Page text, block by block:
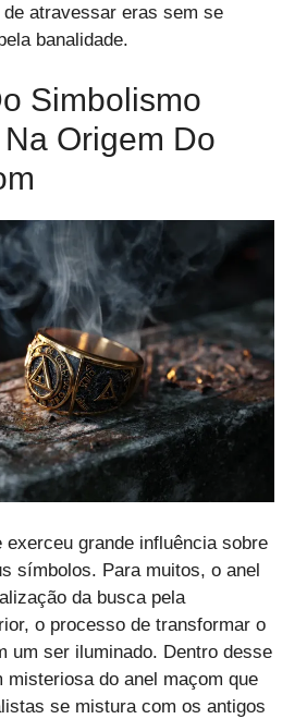
atravessar eras sem se
banalidade.
Simbolismo
Origem Do
exerceu grande influência sobre
símbolos. Para muitos, o anel
da busca pela
o processo de transformar o
um ser iluminado. Dentro desse
misteriosa do anel maçom que
se mistura com os antigos